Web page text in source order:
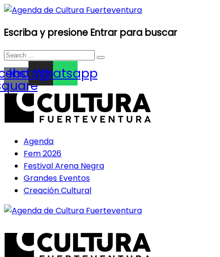
Escriba y presione Entrar para buscar
Instagram
Whatsapp
Agenda
Fem 2026
Festival Arena Negra
Grandes Eventos
Creación Cultural